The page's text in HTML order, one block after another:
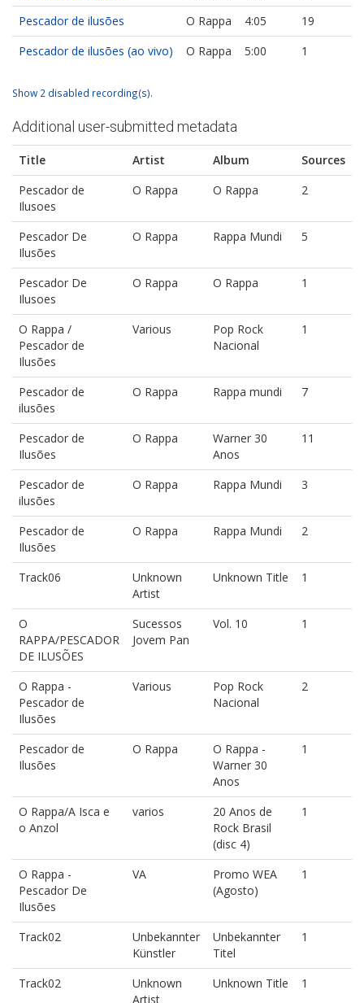
Pescador de ilusões
O Rappa 4:05
19
Pescador de ilusões (ao vivo)
O Rappa 5:00 1
Show 2 disabled recording(s).
Additional user-submitted metadata
Title Artist Album
Sources
Pescador de
Ilusoes
O Rappa O Rappa 2
Pescador De
Ilusões
O Rappa Rappa Mundi 5
Pescador De
Ilusoes
O Rappa O Rappa 1
O Rappa /
Pescador de
Ilusões
Various
Pop Rock
Nacional
1
Pescador de
ilusões
O Rappa Rappa mundi 7
Pescador de
Ilusões
O Rappa
Warner 30
Anos
11
Pescador de
ilusões
O Rappa Rappa Mundi 3
Pescador de
Ilusões
O Rappa Rappa Mundi 2
Track06
Unknown
Artist
Unknown Title 1
O
RAPPA/PESCADOR
DE ILUSÕES
Sucessos
Jovem Pan
Vol. 10 1
O Rappa -
Pescador de
Ilusões
Various
Pop Rock
Nacional
2
Pescador de
Ilusões
O Rappa
O Rappa -
Warner 30
Anos
1
O Rappa/A Isca e
o Anzol
varios
20 Anos de
Rock Brasil
(disc 4)
1
O Rappa -
Pescador De
Ilusões
VA
Promo WEA
(Agosto)
1
Track02
Unbekannter
Künstler
Unbekannter
Titel
1
Track02
Unknown
Artist
Unknown Title 1